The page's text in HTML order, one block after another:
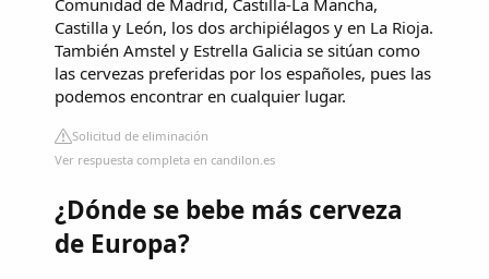
Castilla y León, los dos archipiélagos y en La Rioja.
También Amstel y Estrella Galicia se sitúan como
las cervezas preferidas por los españoles, pues las
podemos encontrar en cualquier lugar.
Solicitud de eliminación
Ver respuesta completa en candilon.es
¿Dónde se bebe más cerveza
de Europa?